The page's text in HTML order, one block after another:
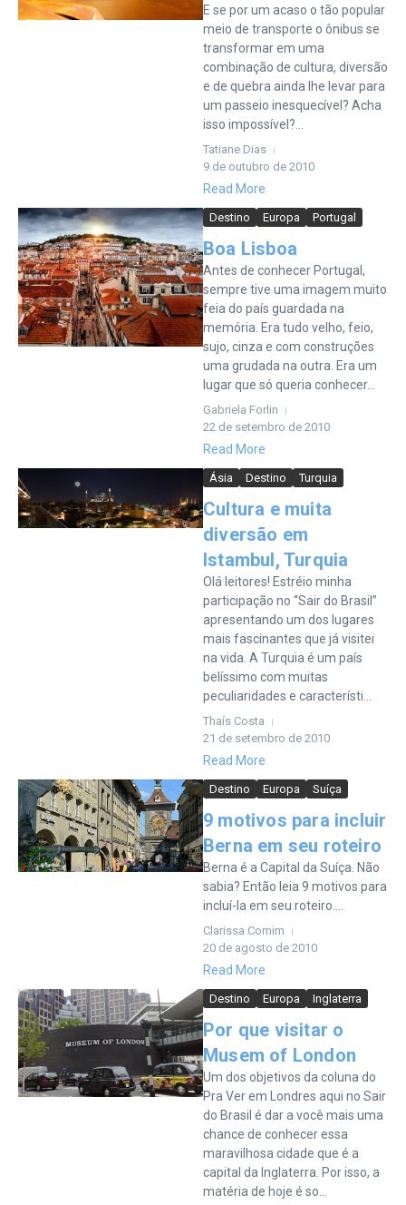
E se por um acaso o tão popular
meio de transporte o ônibus se
transformar em uma
combinação de cultura, diversão
e de quebra ainda lhe levar para
um passeio inesquecível? Acha
isso impossível?...
Tatiane Dias
9 de outubro de 2010
Read More
Destino Europa Portugal
Boa Lisboa
Antes de conhecer Portugal,
sempre tive uma imagem muito
feia do país guardada na
memória. Era tudo velho, feio,
sujo, cinza e com construções
uma grudada na outra. Era um
lugar que só queria conhecer...
Gabriela Forlin
22 de setembro de 2010
Read More
Ásia Destino Turquia
Cultura e muita
diversão em
Istambul, Turquia
Olá leitores! Estréio minha
participação no “Sair do Brasil”
apresentando um dos lugares
mais fascinantes que já visitei
na vida. A Turquia é um país
belíssimo com muitas
peculiaridades e característi...
Thaís Costa
21 de setembro de 2010
Read More
Destino Europa Suíça
9 motivos para incluir
Berna em seu roteiro
Berna é a Capital da Suíça. Não
sabia? Então leia 9 motivos para
incluí-la em seu roteiro....
Clarissa Comim
20 de agosto de 2010
Read More
Destino Europa Inglaterra
Por que visitar o
Musem of London
Um dos objetivos da coluna do
Pra Ver em Londres aqui no Sair
do Brasil é dar a você mais uma
chance de conhecer essa
maravilhosa cidade que é a
capital da Inglaterra. Por isso, a
matéria de hoje é so...